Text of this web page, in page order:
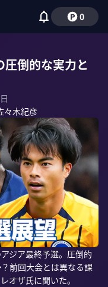
0
倒的な実力と
々木紀彦
ジア最終予選。圧倒的
前回大会とは異なる課
オザ氏に聞いた。